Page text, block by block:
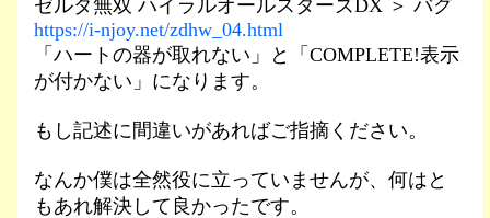
ゼルダ無双 ハイラルオールスターズDX ＞ バグ
https://i-njoy.net/zdhw_04.html
「ハートの器が取れない」と「COMPLETE!表示
が付かない」になります。
もし記述に間違いがあればご指摘ください。
なんか僕は全然役に立っていませんが、何はと
もあれ解決して良かったです。